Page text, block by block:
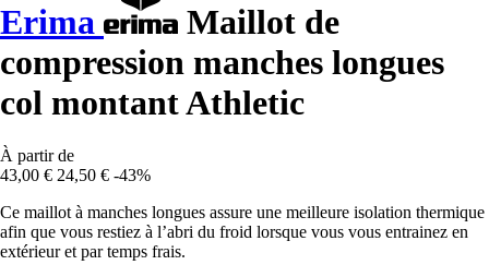
Erima
Maillot de
compression manches longues
col montant Athletic
À partir de
43,00 € 24,50 € -43%
Ce maillot à manches longues assure une meilleure isolation thermique
afin que vous restiez à l’abri du froid lorsque vous vous entrainez en
extérieur et par temps frais.